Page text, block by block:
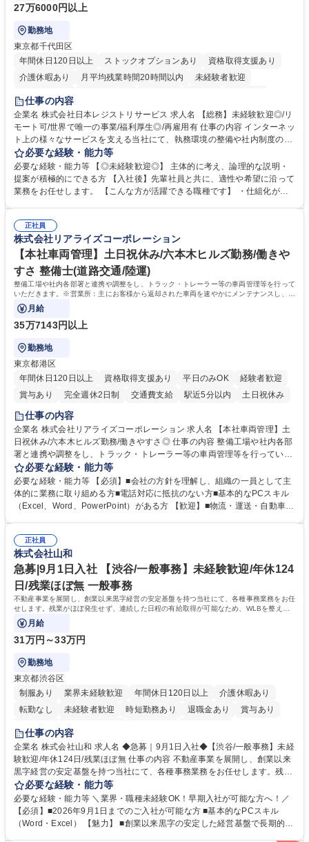
27万6000円以上
勤務地
東京都千代田区
年間休日120日以上
ストックオプションあり
資格取得支援あり
介護休暇あり
月平均残業時間20時間以内
未経験者歓迎
住宅手当あり
完全週休2日制
交通費支給 駅近5分以内 土日祝休み 服装自由
仕事の内容
企業名 株式会社日本レジストリサービス 求人名 【総務】未経験歓迎◎/リ
モート可/世界で唯一の事業/福利厚生◎/再雇用有 仕事の内容 インターネッ
ト上の様々なサービスを支える当社にて、執務環境の整備や社内制度の検
討、イベント運営などの幅広い業務を担当し、間接的に会社の生産性向上
や成長に貢献している部署です。 会社の全メンバーが安心して長く成果を
発揮できる環境を整えるために、毎日のメンテナンスや維持管理に加え、
新たな施策検討を積極的に行っていただき、会社全体を巻き込み課題解決
幅広い業務の体得が可能で、多様なキャリアパスを描くことも可能です。
募集職種 【総務】未経験歓迎◎/リモート可/世界で唯一の事業/福利厚生◎/
再雇用有
必要な経験・能力等
必要な経験・能力等 【◎未経験歓迎◎】 主体的に考え、論理的な説明・
提案が積極的にできる方 【入社後】先輩社員と共に、適性や希望に沿って
業務をお任せします。 【こんな方が活躍できる職種です】 ・仕組化が好
対処できる・新しいことに興味関心がある 【魅力】■自己啓発支援：資格
取得や通信教育など費用の80%（年間25万円まで）を補助 ■住宅手当：家
賃の50%（月額7万円まで）を補助 学歴・資格 学歴：大学院 大学 語学
力： 資格：
正社員
株式会社リアライズコーポレーション
【本社車両管理】土日祝休み/六本木ヒルズ勤務/働きや
すさ 整備士(道路交通/陸運)
整備工場や社内各部署と連携や調整をし、トラック・トレーラー等の車両管理等を行って
いただきます。※営業所：主にお客様から返却された車両を速やかにメンテナンスし、次
のお客様にお貸し出しするための拠点
月給
35万7143円以上
勤務地
東京都港区
年間休日120日以上
資格取得支援あり 平日のみOK
経験者歓迎
賞与あり
完全週休2日制 交通費支給 駅近5分以内 土日祝休み
仕事の内容
企業名 株式会社リアライズコーポレーション 求人名 【本社車両管理】土
日祝休み/六本木ヒルズ勤務/働きやすさ◎ 仕事の内容 整備工場や社内各部
署と連携や調整をし、トラック・トレーラー等の車両管理等を行っていた
だきます。※営業所：主にお客様から返却された車両を速やかにメンテナ
ンスし、次のお客様にお貸し出しするための拠点 【具体的には】■整備工
場への整備発注・入出庫調整、社内各部署との連携・調整■車両の入出庫
スケジュール管理■返却車両の整備に関する調査・進捗管理等※弊社事業
木ヒルズ）になります。 ※毎週土日しっかり休める週休2日制です。 募集
職種 【本社車両管理】土日祝休み/六本木ヒルズ勤務/働きやすさ◎
必要な経験・能力等
必要な経験・能力等 【必須】■会社の方針を理解し、組織の一員として主
体的に業務に取り組める方■電話対応に抵抗のない方■基本的なPCスキル
（Excel、Word、PowerPoint）がある方 【歓迎】■物流・運送・自動車・
コストマネジメント能力：整備工場からの修理費の見積もりを精査し、無
駄なコストを見極めるため、経営的視点での数字感覚が身につきます。■
期日・進捗管理能力：リース開始日や車検のタイミング等を管理し調整す
る力が身に付きます。 学歴・資格 学歴：大学院 大学 語学力： 資格：
正社員
株式会社山和
急募|9月1日入社 【渋谷/一般事務】未経験歓迎/年休124
日/残業ほぼ無 一般事務
不動産事業を展開し、創業以来黒字経営の安定基盤を持つ当社にて、各種事務業務をお任
せします。残業がほぼ発生せず、連続した日程の有給取得が可能なため、WLBを整えた
い方にお勧めの環境です！
月給
31万円～33万円
勤務地
東京都渋谷区
制服あり
業界未経験歓迎 年間休日120日以上
介護休暇あり
転勤なし
未経験者歓迎 時短勤務あり 退職金あり
賞与あり
育休あり
完全週休2日制
仕事の内容
企業名 株式会社山和 求人名 ◆急募｜9月1日入社◆【渋谷/一般事務】未経
験歓迎/年休124日/残業ほぼ無 仕事の内容 不動産事業を展開し、創業以来
黒字経営の安定基盤を持つ当社にて、各種事務業務をお任せします。残業
がほぼ発生せず、連続した日程の有給取得が可能なため、WLBを整えたい
方にお勧めの環境です！ 入社後はOJTを通じて丁寧に研修を行いますの
で、事務未経験の方でも安心して臨むことができます。 【業務詳細】■電
話・来客対応 ■物件の鍵や社内の備品管理 ■データ入力や書類作成 ■契約
必要な経験・能力等
必要な経験・能力等 ＼業界・職種未経験OK！早期入社が可能な方へ！／
【必須】■2026年9月1日までのご入社が可能な方 ■基本的なPCスキル
（Word・Excel） 【魅力】 ■創業以来黒字の安定した経営基盤で長期的に